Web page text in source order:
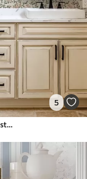
5
Gennembrudte grene med koralblomster, blomstermønster